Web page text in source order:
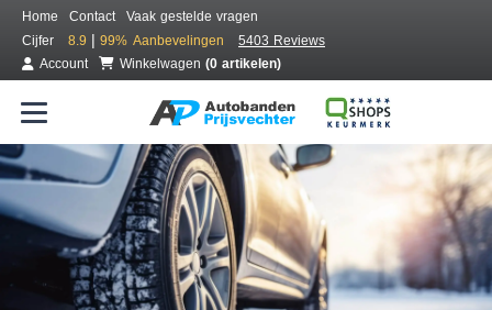
Home Contact
Vaak gestelde vragen
Cijfer
8.9 | 99% Aanbevelingen
5403 Reviews
Account
Winkelwagen (0 artikelen)